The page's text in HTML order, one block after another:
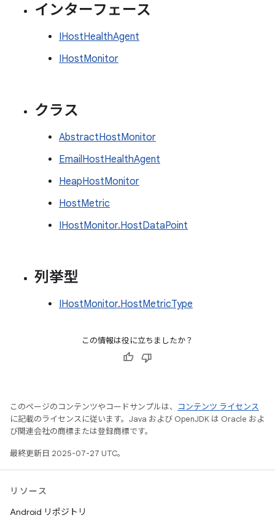
インターフェース
IHostHealthAgent
IHostMonitor
クラス
AbstractHostMonitor
EmailHostHealthAgent
HeapHostMonitor
HostMetric
IHostMonitor.HostDataPoint
列挙型
IHostMonitor.HostMetricType
この情報は役に立ちましたか？
このページのコンテンツやコードサンプルは、
コンテンツ ライセンス
に記載のライセンスに従います。Java および OpenJDK は Oracle およ
び関連会社の商標または登録商標です。
最終更新日 2025-07-27 UTC。
リソース
Android リポジトリ